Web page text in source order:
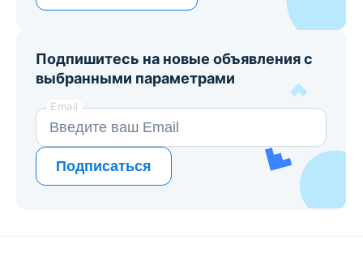
Подпишитесь на новые объявления с
выбранными параметрами
Email
Подписаться